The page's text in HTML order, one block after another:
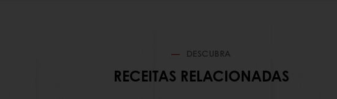
DESCUBRA
RECEITAS RELACIONADAS